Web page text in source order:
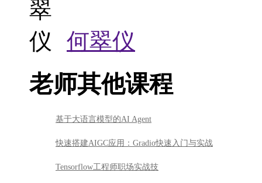
何翠仪
老师其他课程
基于大语言模型的AI Agent
快速搭建AIGC应用：Gradio快速入门与实战
Tensorflow工程师职场实战技